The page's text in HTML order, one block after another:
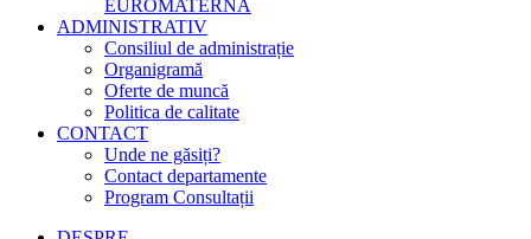
EUROMATERNA
ADMINISTRATIV
Consiliul de administrație
Organigramă
Oferte de muncă
Politica de calitate
CONTACT
Unde ne găsiți?
Contact departamente
Program Consultații